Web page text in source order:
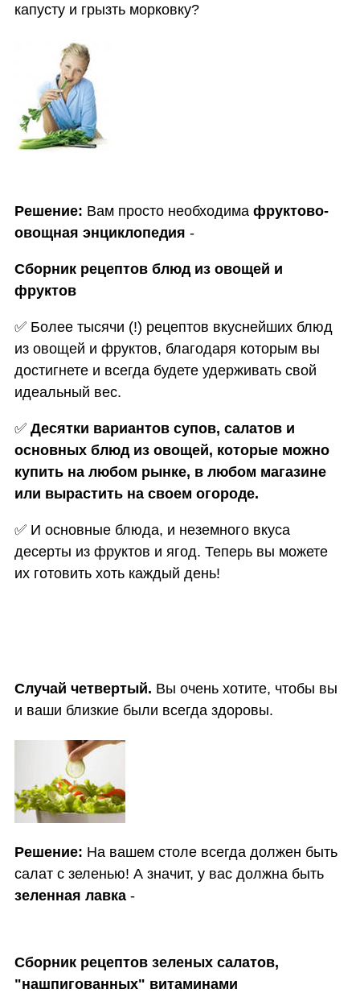
капусту и грызть морковку?
Решение: Вам просто необходима фруктово-
овощная энциклопедия -
Сборник рецептов блюд из овощей и
фруктов
✅ Более тысячи (!) рецептов вкуснейших блюд
из овощей и фруктов, благодаря которым вы
достигнете и всегда будете удерживать свой
идеальный вес.
✅ Десятки вариантов супов, салатов и
основных блюд из овощей, которые можно
купить на любом рынке, в любом магазине
или вырастить на своем огороде.
✅ И основные блюда, и неземного вкуса
десерты из фруктов и ягод. Теперь вы можете
их готовить хоть каждый день!
Случай четвертый. Вы очень хотите, чтобы вы
и ваши близкие были всегда здоровы.
Решение: На вашем столе всегда должен быть
салат с зеленью! А значит, у вас должна быть
зеленная лавка -
Сборник рецептов зеленых салатов,
"нашпигованных" витаминами